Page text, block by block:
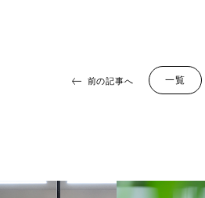
前の記事へ 一覧